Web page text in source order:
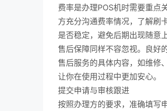
费率是办理POS机时需要重点
方充分沟通费率情况，了解刷
是否稳定，避免后期出现随意
售后保障同样不容忽视。良好
售后服务的具体内容，如维修
让你在使用过程中更加安心。
提交申请与审核跟进
按照办理方的要求，准确填写